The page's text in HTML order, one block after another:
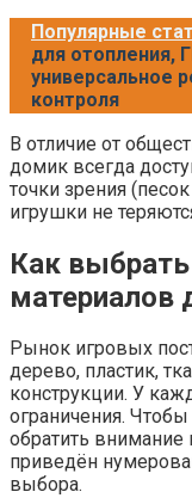
Популярные
для отопления,
универсальное
контроля
В отличие от
домик всегда
точки зрения
игрушки не
Как
материалов
Рынок игровых
дерево, пластик,
конструкции. У
ограничения.
обратить
приведён
выбора.